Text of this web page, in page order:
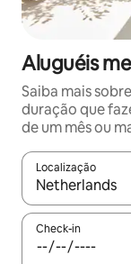
Aluguéis
Saiba mais
duração que
de um mês ou
Localização
Quando os
Check-in